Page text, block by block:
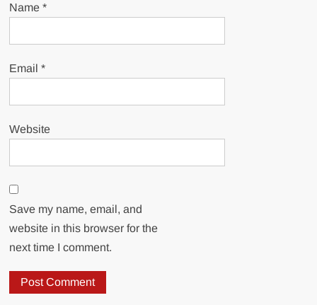
Name*
Email*
Website
Save my name, email, and
website in this browser for the
next time I comment.